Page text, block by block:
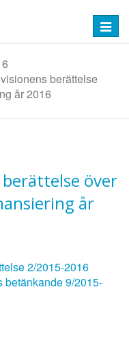
berättelse
år 2016
över
år
2/2015-2016
betänkande 9/2015-